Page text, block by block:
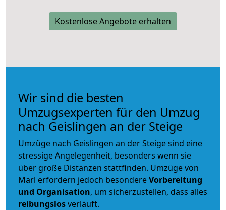
Kostenlose Angebote erhalten
Wir sind die besten
Umzugsexperten für den Umzug
nach Geislingen an der Steige
Umzüge nach Geislingen an der Steige sind eine
stressige Angelegenheit, besonders wenn sie
über große Distanzen stattfinden. Umzüge von
Marl erfordern jedoch besondereVorbereitung
und Organisation, um sicherzustellen, dass alles
reibungslosverläuft.